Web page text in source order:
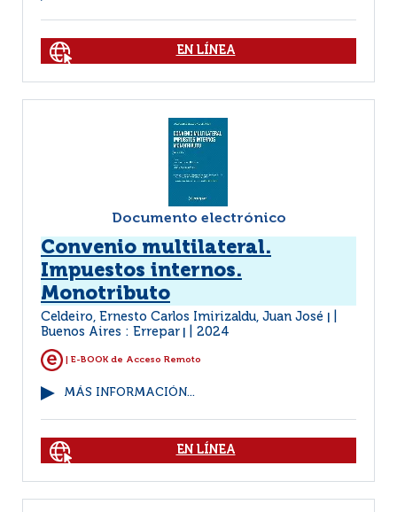
EN LÍNEA
Documento electrónico
Convenio multilateral.
Impuestos internos.
Monotributo
Celdeiro, Ernesto Carlos Imirizaldu, Juan José
Buenos Aires : Errepar 2024
| E-BOOK de Acceso Remoto
MÁS INFORMACIÓN...
EN LÍNEA